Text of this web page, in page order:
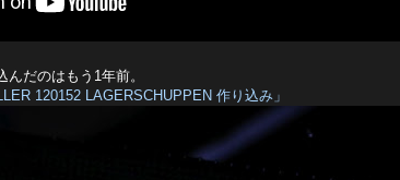
だのはもう1年前。
120152 LAGERSCHUPPEN 作り込み」